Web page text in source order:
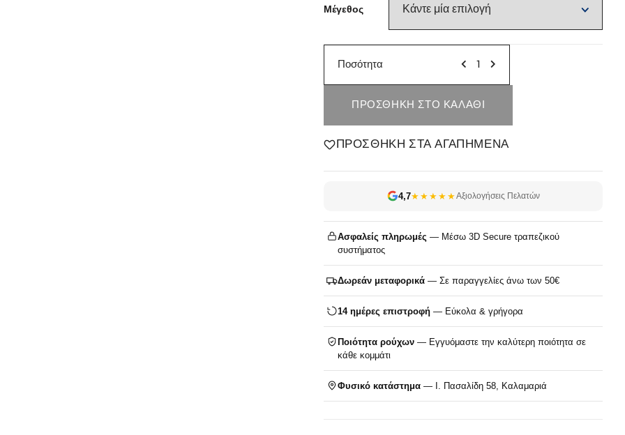
Μέγεθος
Ποσότητα
ΠΡΟΣΘΉΚΗ ΣΤΟ ΚΑΛΆΘΙ
ΠΡΟΣΘΉΚΗ ΣΤΑ ΑΓΑΠΗΜΈΝΑ
4,7★★★★★Αξιολογήσεις Πελατών
Ασφαλείς πληρωμές — Μέσω 3D Secure τραπεζικού
συστήματος
Δωρεάν μεταφορικά — Σε παραγγελίες άνω των 50€
14 ημέρες επιστροφή — Εύκολα & γρήγορα
Ποιότητα ρούχων — Εγγυόμαστε την καλύτερη ποιότητα σε
κάθε κομμάτι
Φυσικό κατάστημα — Ι. Πασαλίδη 58, Καλαμαριά